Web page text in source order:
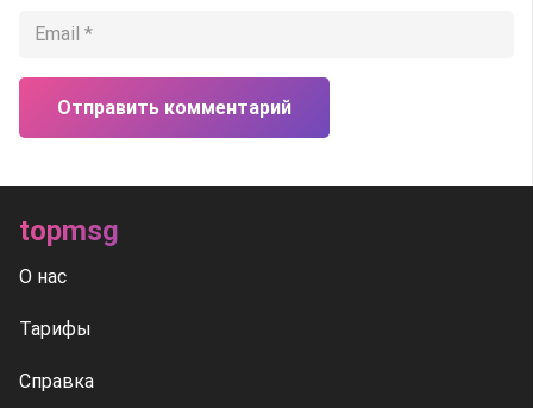
Отправить комментарий
topmsg
О нас
Тарифы
Справка